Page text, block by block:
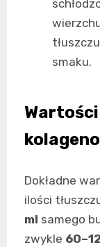
smaku.
Dokładne
ilości
ml samego
zwykle